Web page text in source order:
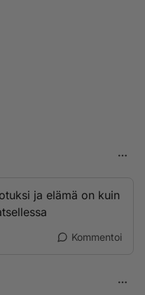
ja elämä on kuin
Kommentoi